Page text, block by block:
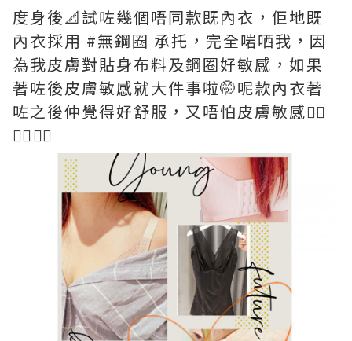
度身後📐試咗幾個唔同款既內衣，佢地既
內衣採用 #無鋼圈 承托，完全啱哂我，因
為我皮膚對貼身布料及鋼圈好敏感，如果
著咗後皮膚敏感就大件事啦🤭呢款內衣著
咗之後仲覺得好舒服，又唔怕皮膚敏感👍🏻
👍🏻👍🏻